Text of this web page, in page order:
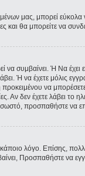
μας, μπορεί εύκολα να
και θα μπορείτε να
συμβαίνει. Ή Να
Ή να έχετε μόλις
να
Αν δεν έχετε λάβει
προσπαθήστε να
λόγο. Επίσης,
Προσπαθήστε να